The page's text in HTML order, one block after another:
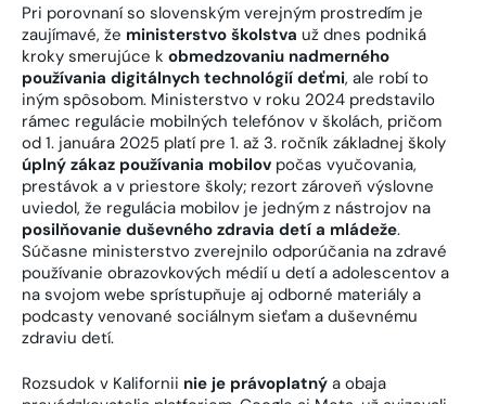
Pri porovnaní so slovenským verejným prostredím je
zaujímavé, že ministerstvo školstva už dnes podniká
kroky smerujúce k obmedzovaniu nadmerného
používania digitálnych technológií deťmi, ale robí to
iným spôsobom. Ministerstvo v roku 2024 predstavilo
rámec regulácie mobilných telefónov v školách, pričom
od 1. januára 2025 platí pre 1. až 3. ročník základnej školy
úplný zákaz používania mobilov počas vyučovania,
prestávok a v priestore školy; rezort zároveň výslovne
uviedol, že regulácia mobilov je jedným z nástrojov na
posilňovanie duševného zdravia detí a mládeže.
Súčasne ministerstvo zverejnilo odporúčania na zdravé
používanie obrazovkových médií u detí a adolescentov a
na svojom webe sprístupňuje aj odborné materiály a
podcasty venované sociálnym sieťam a duševnému
zdraviu detí.
Rozsudok v Kalifornii nie je právoplatný a obaja